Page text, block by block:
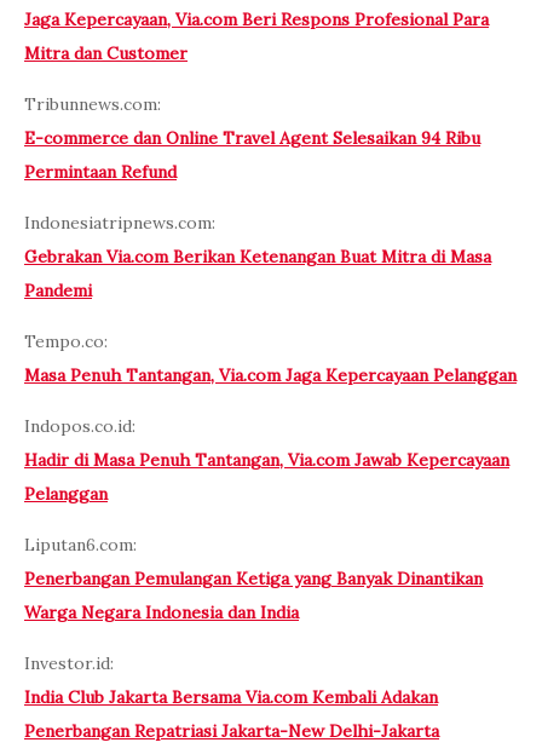
Jaga Kepercayaan, Via.com Beri Respons Profesional Para
Mitra dan Customer
Tribunnews.com:
E-commerce dan Online Travel Agent Selesaikan 94 Ribu
Permintaan Refund
Indonesiatripnews.com:
Gebrakan Via.com Berikan Ketenangan Buat Mitra di Masa
Pandemi
Tempo.co:
Masa Penuh Tantangan, Via.com Jaga Kepercayaan Pelanggan
Indopos.co.id:
Hadir di Masa Penuh Tantangan, Via.com Jawab Kepercayaan
Pelanggan
Liputan6.com:
Penerbangan Pemulangan Ketiga yang Banyak Dinantikan
Warga Negara Indonesia dan India
Investor.id:
India Club Jakarta Bersama Via.com Kembali Adakan
Penerbangan Repatriasi Jakarta-New Delhi-Jakarta